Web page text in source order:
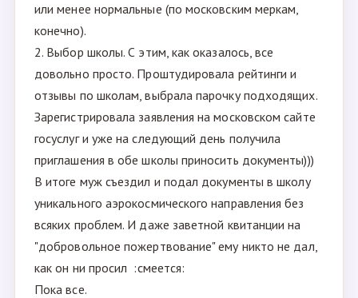
или менее нормальные (по московским меркам,
конечно).
2. Выбор школы. С этим, как оказалось, все
довольно просто. Проштудировала рейтинги и
отзывы по школам, выбрала парочку подходящих.
Зарегистрировала заявления на московском сайте
госуслуг и уже на следующий день получила
приглашения в обе школы приносить документы)))
В итоге муж съездил и подал документы в школу
уникального аэрокосмического направления без
всяких проблем. И даже заветной квитанции на
"добровольное пожертвование" ему никто не дал,
как он ни просил :смеется:
Пока все.